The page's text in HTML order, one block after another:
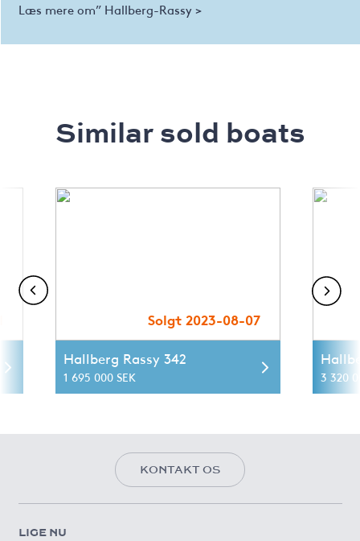
Læs mere om” Hallberg-Rassy >
Similar sold boats
Solgt 2023-08-07
Hallberg Rassy 342
1 695 000 SEK 3 320
KONTAKT OS
LIGE NU